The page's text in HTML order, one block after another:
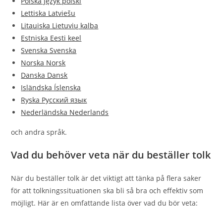
Lettiska Latviešu
Litauiska Lietuvių kalba
Estniska Eesti keel
Svenska Svenska
Norska Norsk
Danska Dansk
Isländska Íslenska
Ryska Русский язык
Nederländska Nederlands
och andra språk.
Vad du behöver veta när du beställer tolk
När du beställer tolk är det viktigt att tänka på flera saker
för att tolkningssituationen ska bli så bra och effektiv som
möjligt. Här är en omfattande lista över vad du bör veta: